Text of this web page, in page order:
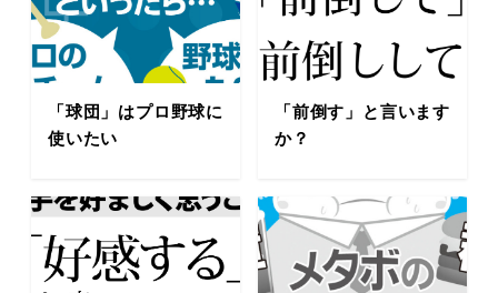
「球団」はプロ野球に
使いたい
「前倒す」と言います
か？